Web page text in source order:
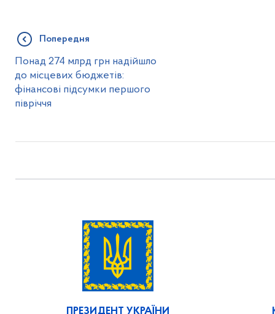
Попередня
Понад 274 млрд грн надійшло
до місцевих бюджетів:
фінансові підсумки першого
півріччя
ПРЕЗИДЕНТ УКРАЇНИ